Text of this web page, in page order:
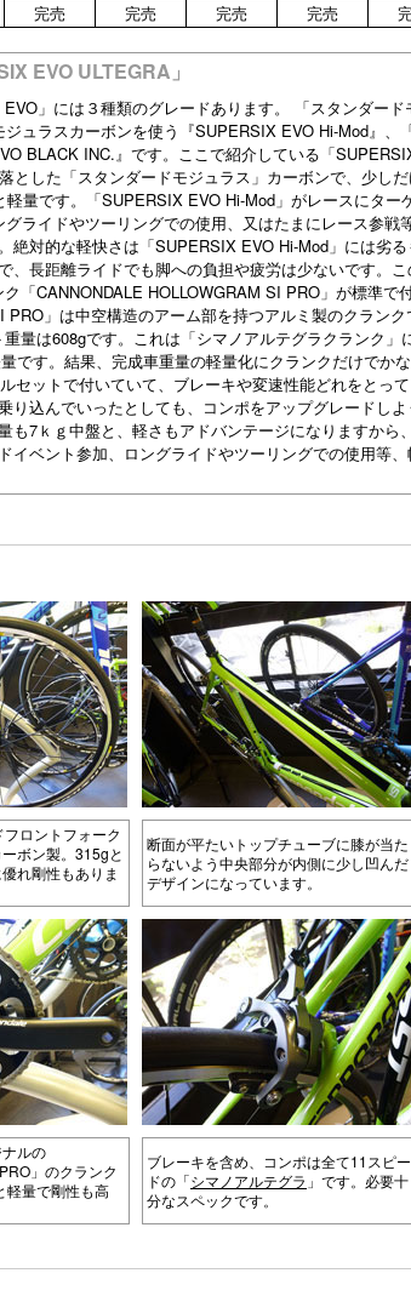
完売 完売 完売 完売
EVO ULTEGRA」
」には３種類のグレードあります。 「スタンダード
ュラスカーボンを使う『SUPERSIX EVO Hi-Mod』、
BLACK INC.』です。ここで紹介している「
とした「スタンダードモジュラス」カーボンで、少し
量です。「SUPERSIX EVO Hi-Mod」がレースにター
ライドやツーリングでの使用、又はたまにレース参戦
絶対的な軽快さは「SUPERSIX EVO Hi-Mod」には劣
長距離ライドでも脚への負担や疲労は少ないです。
「CANNONDALE HOLLOWGRAM SI PRO」が標準で
」は中空構造のアーム部を持つアルミ製のクランク
量は608gです。これは「シマノアルテグラクランク」
です。結果、完成車重量の軽量化にクランクだけでか
セットで付いていて、ブレーキや変速性能どれをとっ
込んでいったとしても、コンポをアップグレードしよ
7ｋｇ中盤と、軽さもアドバンテージになりますから
ベント参加、ロングライドやツーリングでの使用等
ロントフォーク
ボン製。315gと
れ剛性もありま
断面が平たいトップチューブに膝が当た
らないよう中央部分が内側に少し凹んだ
デザインになっています。
ルの
」のクランク
軽量で剛性も高
ブレーキを含め、コンポは全て11スピー
ドの「シマノアルテグラ 」です。必要十
分なスペックです。